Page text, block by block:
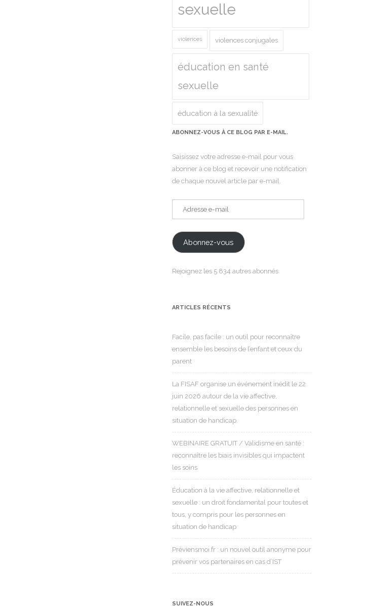
sexuelle
violences violences conjugales
éducation en santé
sexuelle
éducation à la sexualité
ABONNEZ-VOUS À CE BLOG PAR E-MAIL.
Saisissez votre adresse e-mail pour vous
abonner à ce blog et recevoir une notification
de chaque nouvel article par e-mail.
Adresse
e-
Abonnez-vous
Rejoignez les 5 834 autres abonnés
ARTICLES RÉCENTS
Facile, pas facile : un outil pour reconnaître
ensemble les besoins de l’enfant et ceux du
parent
La FISAF organise un événement inédit le 22
juin 2026 autour de la vie affective,
relationnelle et sexuelle des personnes en
situation de handicap.
WEBINAIRE GRATUIT / Validisme en santé :
reconnaître les biais invisibles qui impactent
les soins
Éducation à la vie affective, relationnelle et
sexuelle : un droit fondamental pour toutes et
tous, y compris pour les personnes en
situation de handicap
Préviensmoi.fr : un nouvel outil anonyme pour
prévenir vos partenaires en cas d’IST
SUIVEZ-NOUS